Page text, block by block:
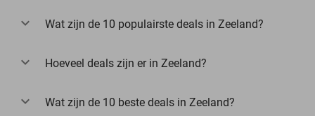
Wat zijn de 10 populairste deals in Zeeland?
Hoeveel deals zijn er in Zeeland?
Wat zijn de 10 beste deals in Zeeland?